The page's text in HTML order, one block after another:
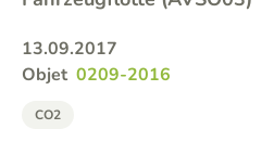
13.09.2017
Objet 0209-2016
CO2